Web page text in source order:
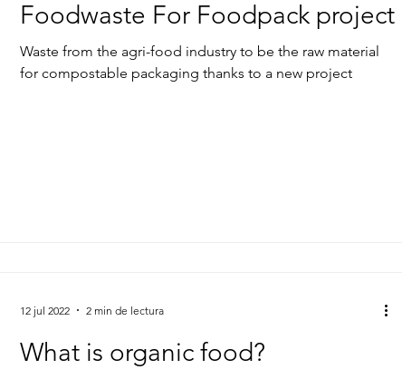
Foodwaste For Foodpack project
Waste from the agri-food industry to be the raw material
for compostable packaging thanks to a new project
What is organic food?
12 jul 2022 2 min de lectura